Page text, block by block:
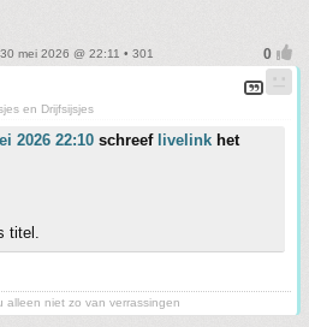
mei 2026 @ 22:11 • 301
en Drijfsijsjes
2026 22:10 schreef livelink het
titel.
alleen niet zo van verrassingen